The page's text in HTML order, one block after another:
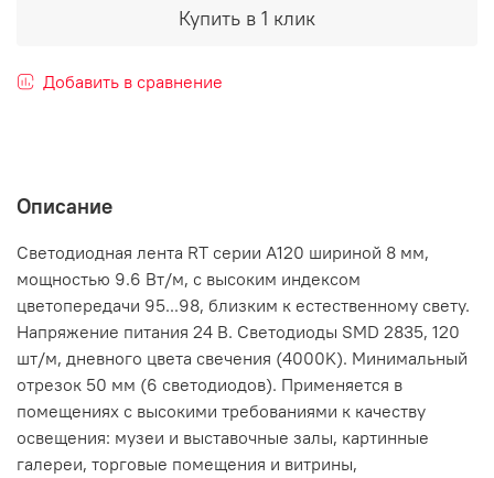
Купить в 1 клик
Добавить в сравнение
Описание
Светодиодная лента RT серии A120 шириной 8 мм,
мощностью 9.6 Вт/м, с высоким индексом
цветопередачи 95...98, близким к естественному свету.
Напряжение питания 24 В. Светодиоды SMD 2835, 120
шт/м, дневного цвета свечения (4000K). Минимальный
отрезок 50 мм (6 светодиодов). Применяется в
помещениях с высокими требованиями к качеству
освещения: музеи и выставочные залы, картинные
галереи, торговые помещения и витрины,